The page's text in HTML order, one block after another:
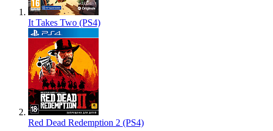
It Takes Two (PS4)
Red Dead Redemption 2 (PS4)